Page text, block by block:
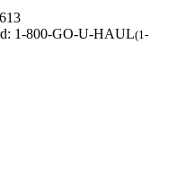
1-800-GO-U-HAUL(1-